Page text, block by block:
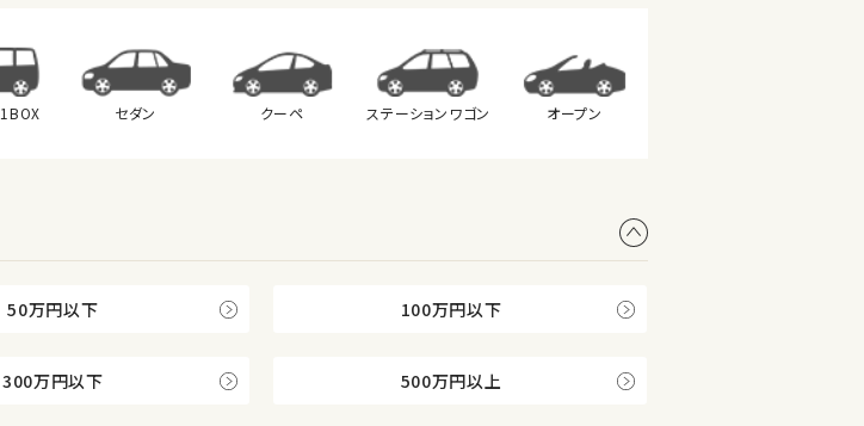
1BOX セダン クーペ ステーション ワゴン オープン
50万円以下 100万円以下
300万円以下 500万円以上